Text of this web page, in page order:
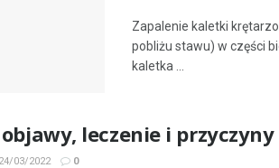
Zapalenie kaletki
pobliżu stawu) w części
kaletka ...
leczenie i przyczyny
24/03/2022 0